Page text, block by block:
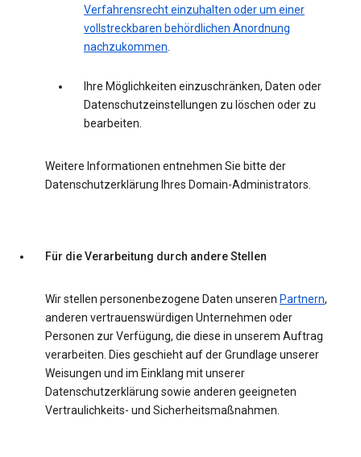
Verfahrensrecht einzuhalten oder um einer
vollstreckbaren behördlichen Anordnung
nachzukommen.
Ihre Möglichkeiten einzuschränken, Daten oder
Datenschutzeinstellungen zu löschen oder zu
bearbeiten.
Weitere Informationen entnehmen Sie bitte der
Datenschutzerklärung Ihres Domain-Administrators.
Für die Verarbeitung durch andere Stellen
Wir stellen personenbezogene Daten unseren Partnern,
anderen vertrauenswürdigen Unternehmen oder
Personen zur Verfügung, die diese in unserem Auftrag
verarbeiten. Dies geschieht auf der Grundlage unserer
Weisungen und im Einklang mit unserer
Datenschutzerklärung sowie anderen geeigneten
Vertraulichkeits- und Sicherheitsmaßnahmen.